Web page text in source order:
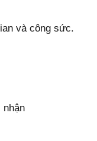
và công sức.
nhận